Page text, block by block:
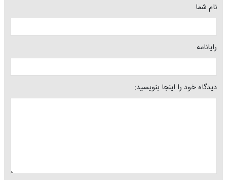
نام شما
رایانامه
دیدگاه خود را اینجا بنویسید: